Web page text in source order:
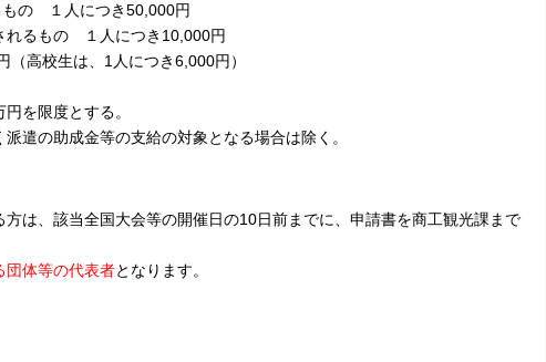
の １人につき50,000円
１人につき10,000円
高校生は、1人につき6,000円）
を限度とする。
遣の助成金等の支給の対象となる場合は除く。
は、該当全国大会等の開催日の10日前までに、申請書を商工観光課まで
団体等の代表者となります。